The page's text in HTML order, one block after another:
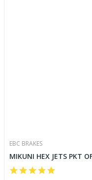
EBC BRAKES
MIKUNI HEX JETS PKT